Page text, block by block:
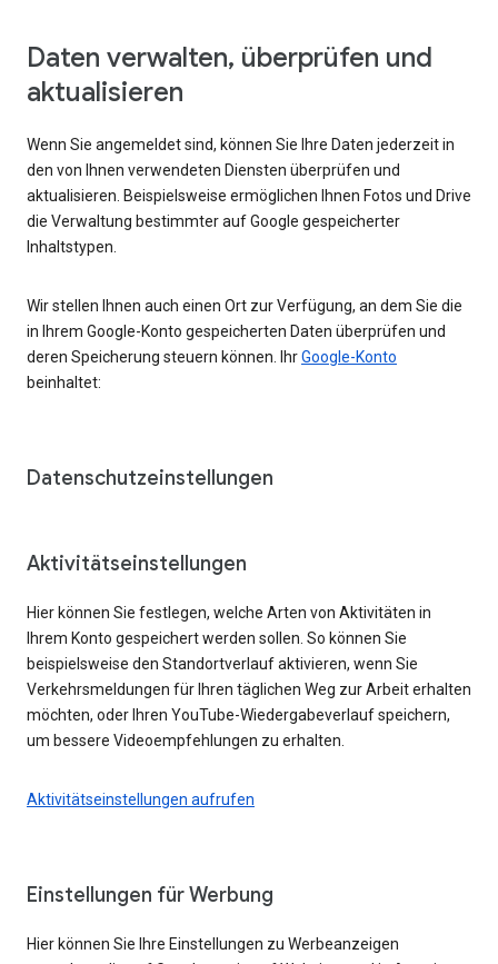
Daten verwalten, überprüfen und
aktualisieren
Wenn Sie angemeldet sind, können Sie Ihre Daten jederzeit in
den von Ihnen verwendeten Diensten überprüfen und
aktualisieren. Beispielsweise ermöglichen Ihnen Fotos und Drive
die Verwaltung bestimmter auf Google gespeicherter
Inhaltstypen.
Wir stellen Ihnen auch einen Ort zur Verfügung, an dem Sie die
in Ihrem Google-Konto gespeicherten Daten überprüfen und
deren Speicherung steuern können. IhrGoogle-Konto
beinhaltet:
Datenschutzeinstellungen
Aktivitätseinstellungen
Hier können Sie festlegen, welche Arten von Aktivitäten in
Ihrem Konto gespeichert werden sollen. So können Sie
beispielsweise den Standortverlauf aktivieren, wenn Sie
Verkehrsmeldungen für Ihren täglichen Weg zur Arbeit erhalten
möchten, oder Ihren YouTube-Wiedergabeverlauf speichern,
um bessere Videoempfehlungen zu erhalten.
Aktivitätseinstellungen aufrufen
Einstellungen für Werbung
Hier können Sie Ihre Einstellungen zu Werbeanzeigen